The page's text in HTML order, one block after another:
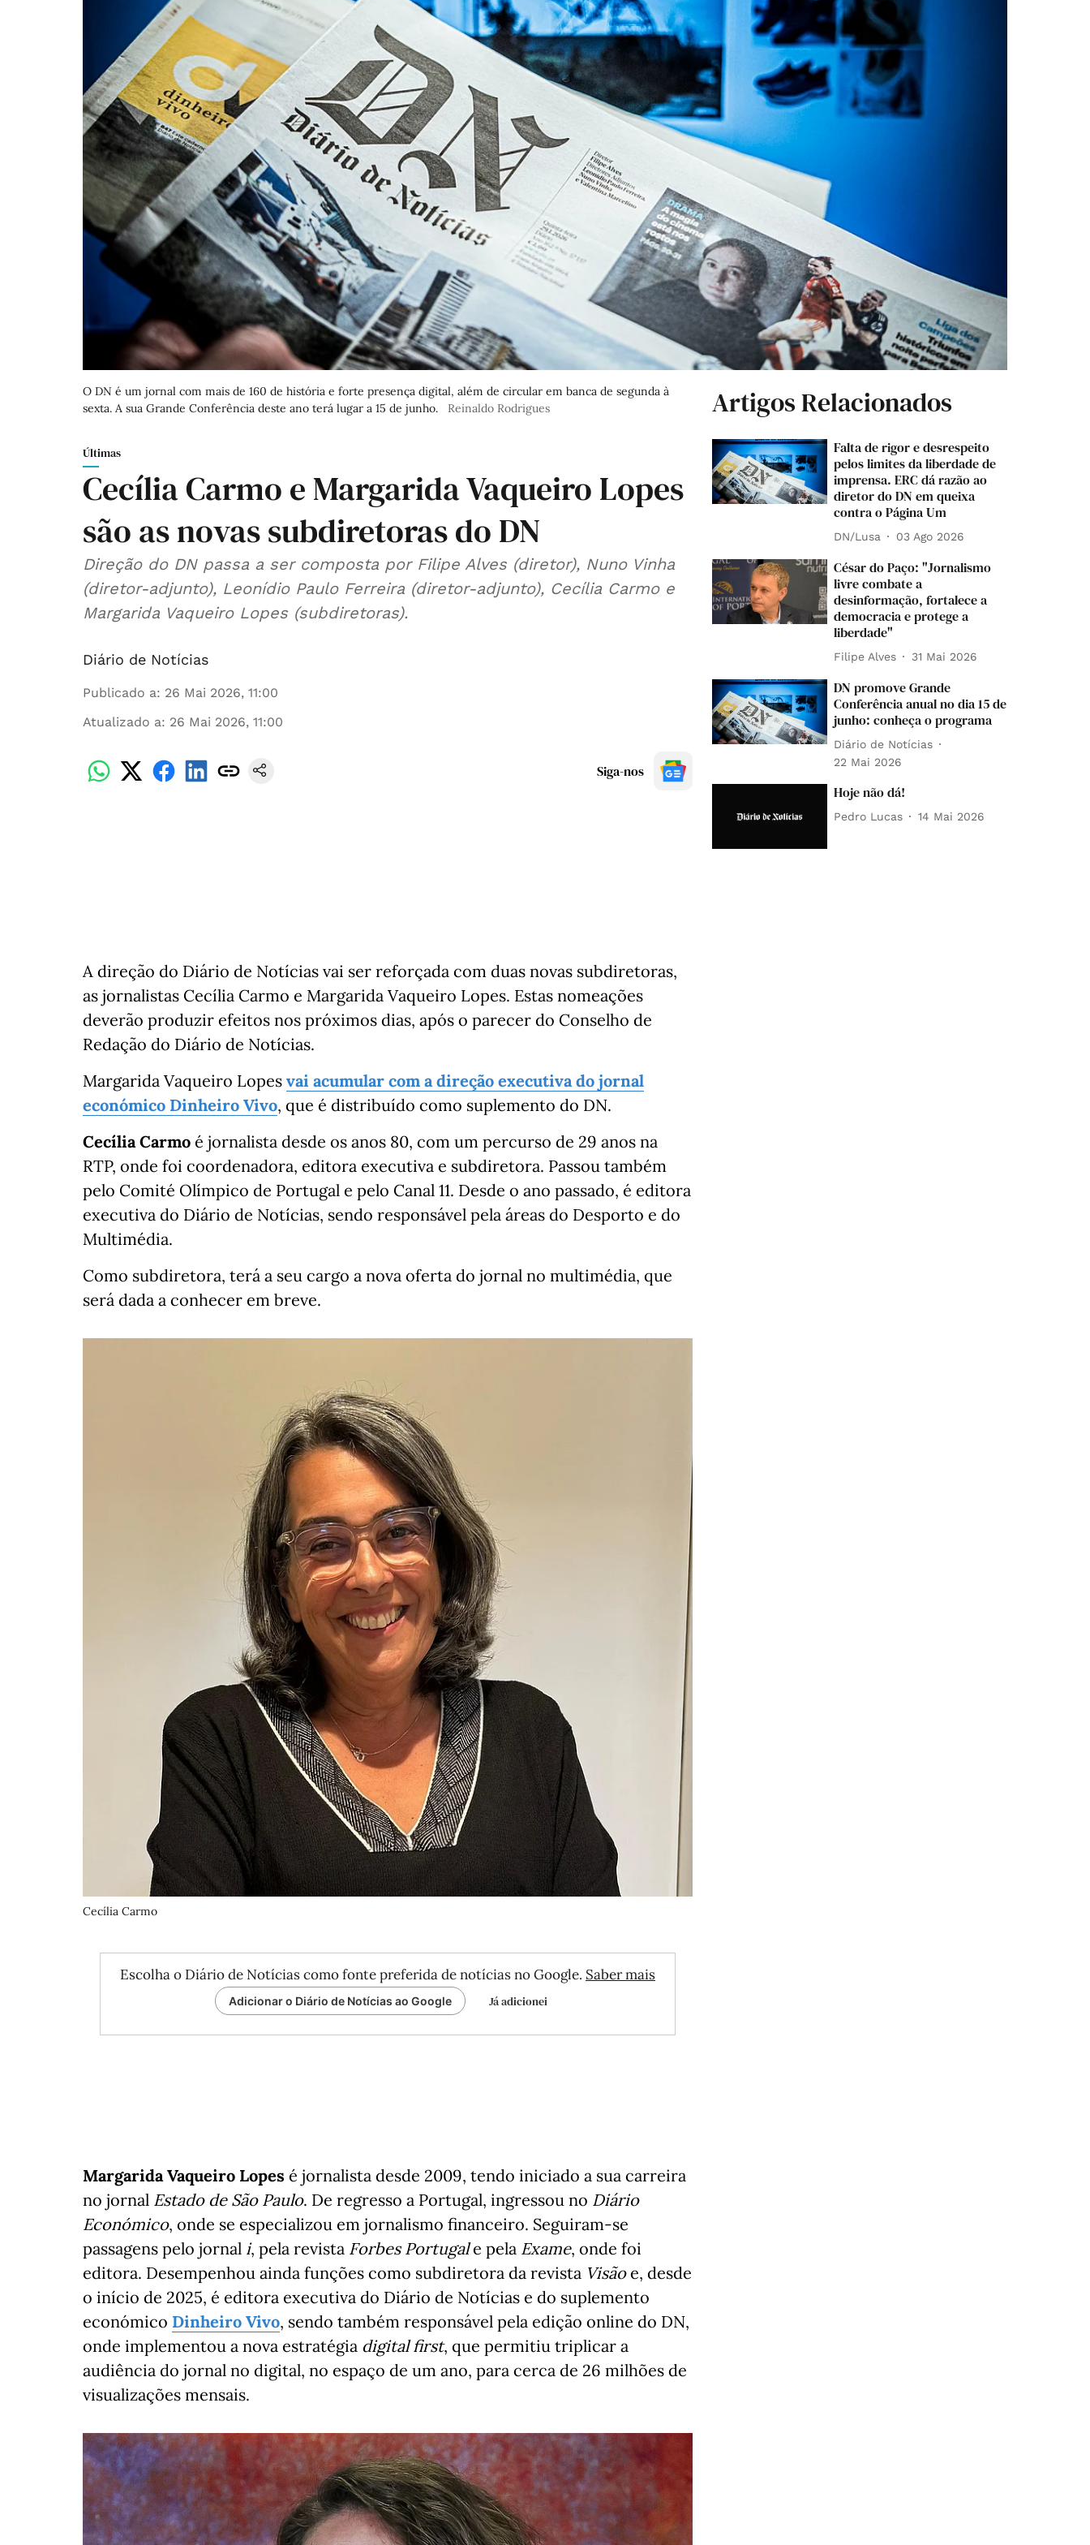
O DN é um jornal com mais de 160 de história e forte presença digital, além de circular em banca de segunda à
sexta. A sua Grande Conferência deste ano terá lugar a 15 de junho.
Reinaldo Rodrigues
Últimas
Cecília Carmo e Margarida Vaqueiro Lopes
são as novas subdiretoras do DN
Direção do DN passa a ser composta por Filipe Alves (diretor), Nuno Vinha
(diretor-adjunto), Leonídio Paulo Ferreira (diretor-adjunto), Cecília Carmo e
Margarida Vaqueiro Lopes (subdiretoras).
Diário de Notícias
Publicado a: 26 Mai 2026, 11:00
Atualizado a: 26 Mai 2026, 11:00
Siga-nos
A direção do Diário de Notícias vai ser reforçada com duas novas subdiretoras,
as jornalistas Cecília Carmo e Margarida Vaqueiro Lopes. Estas nomeações
deverão produzir efeitos nos próximos dias, após o parecer do Conselho de
Redação do Diário de Notícias.
Margarida Vaqueiro Lopes vai acumular com a direção executiva do jornal
económico Dinheiro Vivo, que é distribuído como suplemento do DN.
Cecília Carmo é jornalista desde os anos 80, com um percurso de 29 anos na
RTP, onde foi coordenadora, editora executiva e subdiretora. Passou também
pelo Comité Olímpico de Portugal e pelo Canal 11. Desde o ano passado, é editora
executiva do Diário de Notícias, sendo responsável pela áreas do Desporto e do
Multimédia.
Como subdiretora, terá a seu cargo a nova oferta do jornal no multimédia, que
será dada a conhecer em breve.
Cecília Carmo
Escolha o Diário de Notícias como fonte preferida de notícias no Google. Saber mais
Adicionar o Diário de Notícias ao Google Já adicionei
Margarida Vaqueiro Lopes é jornalista desde 2009, tendo iniciado a sua carreira
no jornal Estado de São Paulo. De regresso a Portugal, ingressou no Diário
Económico, onde se especializou em jornalismo financeiro. Seguiram-se
passagens pelo jornal i, pela revista Forbes Portugale pela Exame, onde foi
editora. Desempenhou ainda funções como subdiretora da revista Visãoe, desde
o início de 2025, é editora executiva do Diário de Notícias e do suplemento
económico Dinheiro Vivo, sendo também responsável pela edição online do DN,
onde implementou a nova estratégia digital first, que permitiu triplicar a
audiência do jornal no digital, no espaço de um ano, para cerca de 26 milhões de
visualizações mensais.
Artigos Relacionados
Falta de rigor e desrespeito
pelos limites da liberdade de
imprensa. ERC dá razão ao
diretor do DN em queixa
contra o Página Um
DN/Lusa 03 Ago 2026
César do Paço: "Jornalismo
livre combate a
desinformação, fortalece a
democracia e protege a
liberdade"
Filipe Alves 31 Mai 2026
DN promove Grande
Conferência anual no dia 15 de
junho: conheça o programa
Diário de Notícias
22 Mai 2026
Hoje não dá!
Pedro Lucas 14 Mai 2026